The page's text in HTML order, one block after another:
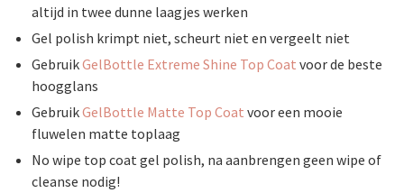
altijd in twee dunne laagjes werken
Gel polish krimpt niet, scheurt niet en vergeelt niet
GebruikGelBottle Extreme Shine Top Coat voor de beste
hoogglans
GebruikGelBottle Matte Top Coat voor een mooie
fluwelen matte toplaag
No wipe top coat gel polish, na aanbrengen geen wipe of
cleanse nodig!